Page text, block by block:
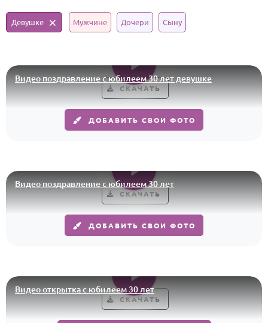
Стихи и тексты
Юбилей
Свадьба
Годовщина свадьбы
КОМУ
Женщине
Мужчине
Все родственники
Девушке Мужчине Дочери Сыну
Видео поздравление с юбилеем 30 лет девушке
СКАЧАТЬ
ДОБАВИТЬ СВОИ ФОТО
Видео поздравление с юбилеем 30 лет
СКАЧАТЬ
ДОБАВИТЬ СВОИ ФОТО
Видео открытка с юбилеем 30 лет
СКАЧАТЬ